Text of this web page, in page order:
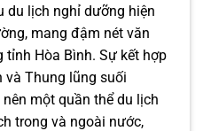
du lịch nghỉ dưỡng hiện
mang đậm nét văn
tỉnh Hòa Bình. Sự kết hợp
và Thung lũng suối
một quần thể du lịch
trong và ngoài nước,